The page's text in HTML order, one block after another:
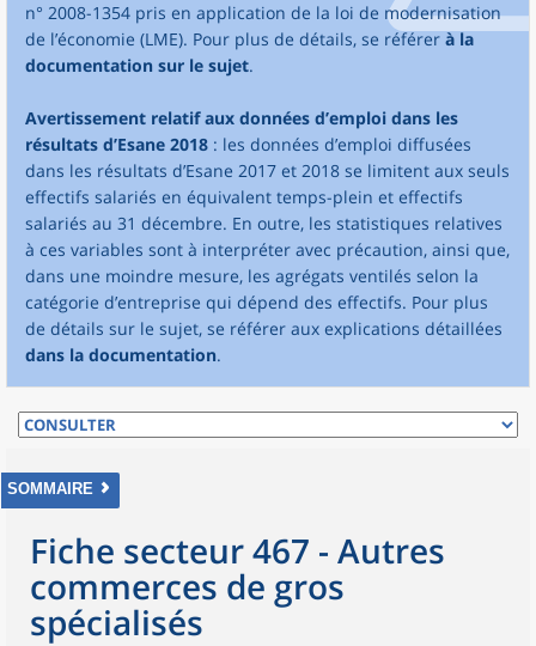
n° 2008-1354 pris en application de la loi de modernisation
de l’économie (LME). Pour plus de détails, se référerà la
documentation sur le sujet.
Avertissement relatif aux données d’emploi dans les
résultats d’Esane 2018 : les données d’emploi diffusées
dans les résultats d’Esane 2017 et 2018 se limitent aux seuls
effectifs salariés en équivalent temps-plein et effectifs
salariés au 31 décembre. En outre, les statistiques relatives
à ces variables sont à interpréter avec précaution, ainsi que,
dans une moindre mesure, les agrégats ventilés selon la
catégorie d’entreprise qui dépend des effectifs. Pour plus
de détails sur le sujet, se référer aux explications détaillées
dans la documentation.
SOMMAIRE
Fiche secteur 467 - Autres
commerces de gros
spécialisés